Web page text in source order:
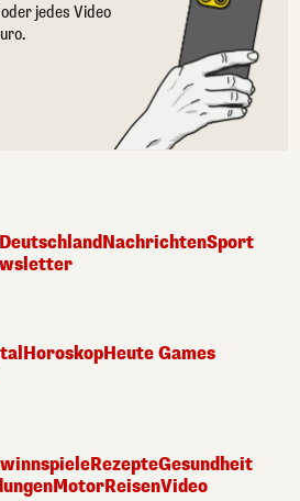
jedes Video
DeutschlandNachrichtenSport
HoroskopHeute Games
RezepteGesundheit
MotorReisenVideo